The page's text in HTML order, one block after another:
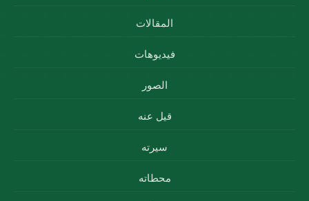
المقالات
فيديوهات
الصور
قيل عنه
سيرته
محطاته